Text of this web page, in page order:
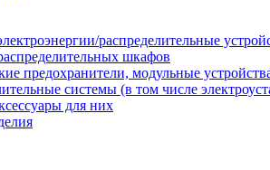
распределительные
шкафов
предохранители, модульные
системы (в том числе
для них